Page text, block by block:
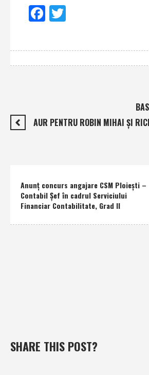
Facebook
AUR PENTRU ROBIN MIHAI ŞI
Anunţ concurs angajare CSM Ploieşti –
Contabil Şef în cadrul Serviciului
Financiar Contabilitate, Grad II
SHARE THIS POST?